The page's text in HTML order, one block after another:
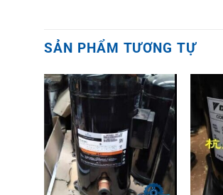
SẢN PHẨM TƯƠNG TỰ